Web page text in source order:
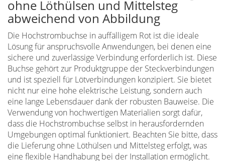
ohne Löthülsen und Mittelsteg
abweichend von Abbildung
Die Hochstrombuchse in auffälligem Rot ist die ideale
Lösung für anspruchsvolle Anwendungen, bei denen eine
sichere und zuverlässige Verbindung erforderlich ist. Diese
Buchse gehört zur Produktgruppe der Steckverbindungen
und ist speziell für Lötverbindungen konzipiert. Sie bietet
nicht nur eine hohe elektrische Leistung, sondern auch
eine lange Lebensdauer dank der robusten Bauweise. Die
Verwendung von hochwertigen Materialien sorgt dafür,
dass die Hochstrombuchse selbst in herausfordernden
Umgebungen optimal funktioniert. Beachten Sie bitte, dass
die Lieferung ohne Löthülsen und Mittelsteg erfolgt, was
eine flexible Handhabung bei der Installation ermöglicht.